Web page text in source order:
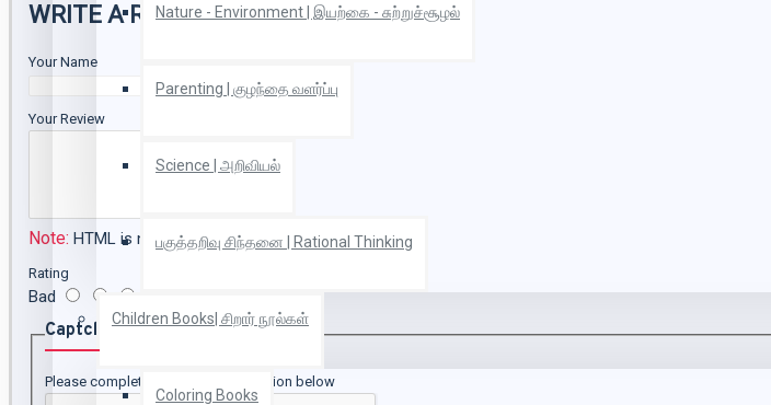
Nature - Environment | இயற்கை - சுற்றுச்சூழல்
Parenting | குழந்தை வளர்ப்பு
Science | அறிவியல்
பகுத்தறிவு சிந்தனை | Rational Thinking
Children Books| சிறார் நூல்கள்
Coloring Books
WRITE A REVIEW
Your Name
Your Review
Note: HTML is not translated!
Rating
Bad
Captcha
Please complete the captcha validation below